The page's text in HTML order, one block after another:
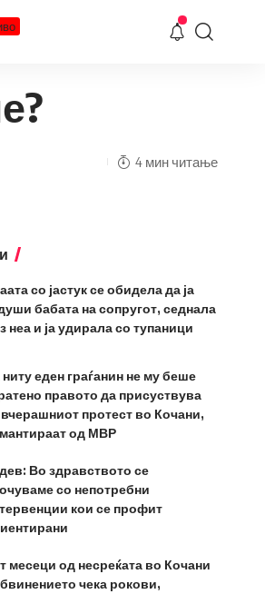
4 мин читање
со јастук се обидела да ја
бабата на сопругот, седнала
неа и ја удирала со тупаници
ниту еден граѓанин не му беше
правото да присуствува
вчерашниот протест во Кочани,
од МВР
Во здравството се
со непотребни
кои се профит
месеци од несреќата во Кочани
чека рокови,